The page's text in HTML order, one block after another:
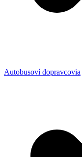
Autobusoví dopravcovia